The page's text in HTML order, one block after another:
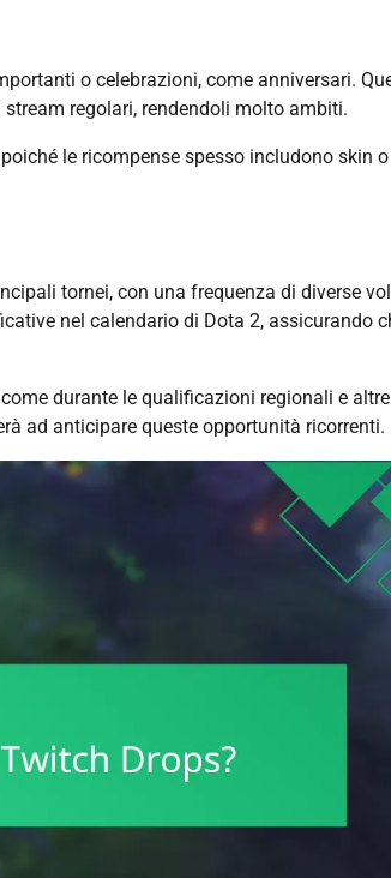
o celebrazioni, come anniversari.
regolari, rendendoli molto ambiti.
le ricompense spesso includono skin o
tornei, con una frequenza di diverse
nel calendario di Dota 2, assicurando
durante le qualificazioni regionali e altre
ad anticipare queste opportunità ricorrenti.